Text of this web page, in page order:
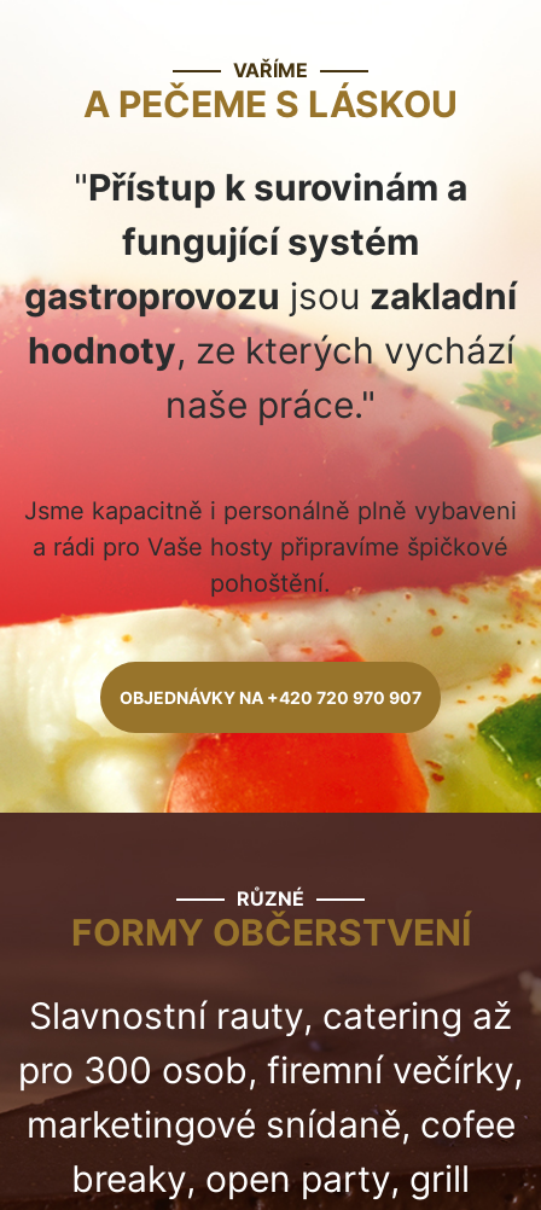
VAŘÍME
A PEČEME S LÁSKOU
"Přístup k surovinám a
fungující systém
gastroprovozu jsou zakladní
hodnoty, ze kterých vychází
naše práce."
Jsme kapacitně i personálně plně vybaveni
a rádi pro Vaše hosty připravíme špičkové
pohoštění.
OBJEDNÁVKY NA +420 720 970 907
RŮZNÉ
FORMY OBČERSTVENÍ
Slavnostní rauty, catering až
pro 300 osob, firemní večírky,
marketingové snídaně, cofee
breaky, open party, grill